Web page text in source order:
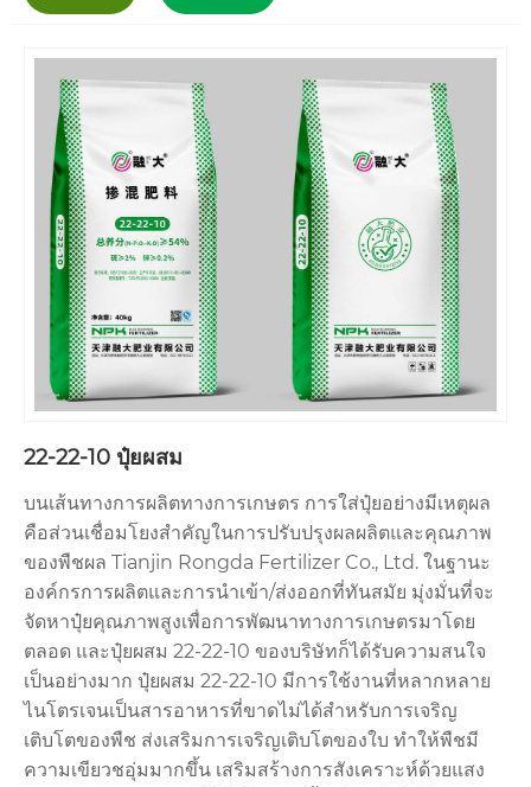
22-22-10 ปุ๋ยผสม
บนเส้นทางการผลิตทางการเกษตร การใส่ปุ๋ยอย่างมีเหตุผล
คือส่วนเชื่อมโยงสำคัญในการปรับปรุงผลผลิตและคุณภาพ
ของพืชผล Tianjin Rongda Fertilizer Co., Ltd. ในฐานะ
องค์กรการผลิตและการนำเข้า/ส่งออกที่ทันสมัย ​​มุ่งมั่นที่จะ
จัดหาปุ๋ยคุณภาพสูงเพื่อการพัฒนาทางการเกษตรมาโดย
ตลอด และปุ๋ยผสม 22-22-10 ของบริษัทก็ได้รับความสนใจ
เป็นอย่างมาก ปุ๋ยผสม 22-22-10 มีการใช้งานที่หลากหลาย
ไนโตรเจนเป็นสารอาหารที่ขาดไม่ได้สำหรับการเจริญ
เติบโตของพืช ส่งเสริมการเจริญเติบโตของใบ ทำให้พืชมี
ความเขียวชอุ่มมากขึ้น เสริมสร้างการสังเคราะห์ด้วยแสง